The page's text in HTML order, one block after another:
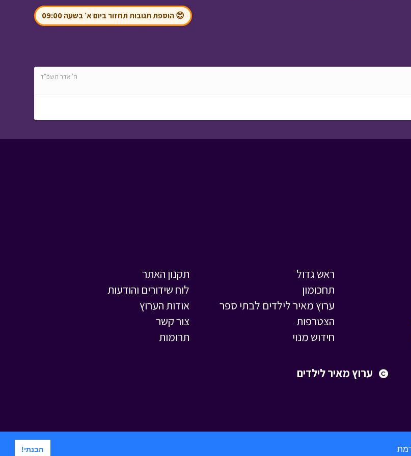
הבנתי!
עלילות ארץ גושן -
להציל את חדגא• מתוך
צדקה לעני• מתוך
😊 הוספת תגובות תחזור ביום א׳ בשעה 09:00
ח' אדר תשפ"ד
ראש גדול
תחכומון
ערוץ מאיר לילדים לבתי ספר
הצטרפות
חידוש מנוי
תקנון האתר
לוח שידורים והודעות
אודות הערוץ
צור קשר
תרומות